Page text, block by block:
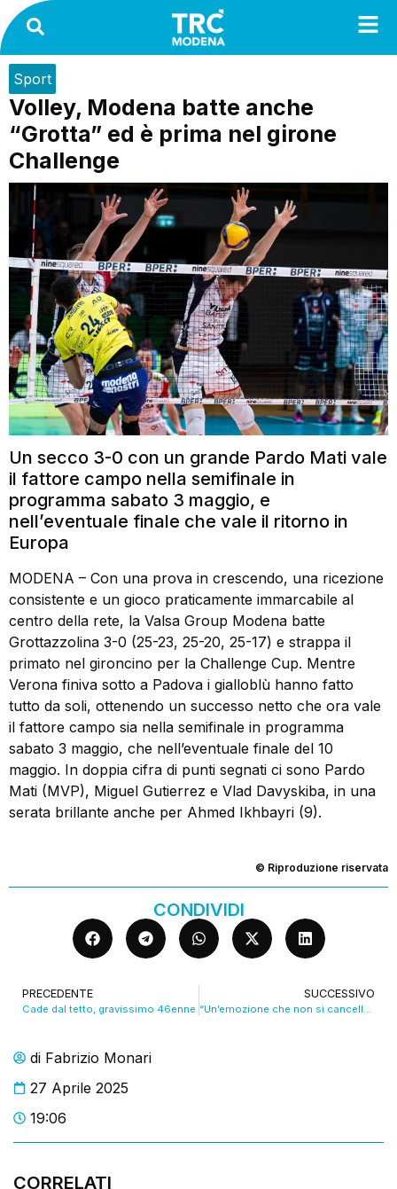
di Fabrizio Monari
27 Aprile 2025
19:06
CORRELATI
Sport
Volley, Modena batte anche
“Grotta” ed è prima nel girone
Challenge
Un secco 3-0 con un grande Pardo Mati vale
il fattore campo nella semifinale in
programma sabato 3 maggio, e
nell’eventuale finale che vale il ritorno in
Europa
MODENA – Con una prova in crescendo, una ricezione
consistente e un gioco praticamente immarcabile al
centro della rete, la Valsa Group Modena batte
Grottazzolina 3-0 (25-23, 25-20, 25-17) e strappa il
primato nel gironcino per la Challenge Cup. Mentre
Verona finiva sotto a Padova i gialloblù hanno fatto
tutto da soli, ottenendo un successo netto che ora vale
il fattore campo sia nella semifinale in programma
sabato 3 maggio, che nell’eventuale finale del 10
maggio. In doppia cifra di punti segnati ci sono Pardo
Mati (MVP), Miguel Gutierrez e Vlad Davyskiba, in una
serata brillante anche per Ahmed Ikhbayri (9).
© Riproduzione riservata
CONDIVIDI
PRECEDENTE
Cade dal tetto, gravissimo 46enne
SUCCESSIVO